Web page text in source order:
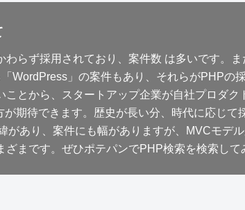
わらず採用されており、案件数 は多いです。
WordPress」の案件もあり、それらがPHPの
ことから、スタートアップ企業が自社プロダ
期待できます。歴史が長い分、時代に応じ
があり、案件にも幅がありますが、MVCモデ
まです。ぜひポテパンでPHP検索を検索して